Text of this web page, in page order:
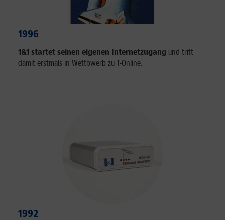
1996
1&1 startet seinen eigenen Internetzugang und tritt
damit erstmals in Wettbwerb zu T-Online.
1992